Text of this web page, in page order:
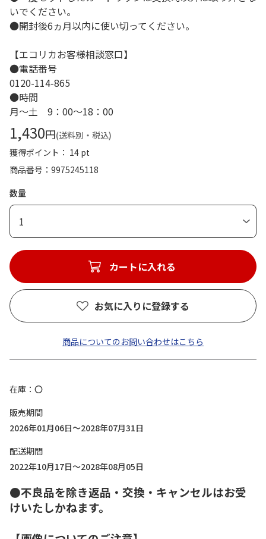
いでください。
●開封後6ヵ月以内に使い切ってください。
【エコリカお客様相談窓口】
●電話番号
0120-114-865
●時間
月～土 9：00～18：00
1,430円(送料別・税込)
獲得ポイント： 14 pt
商品番号
9975245118
数量
1
カートに入れる
お気に入りに登録する
商品についてのお問い合わせはこちら
在庫
〇
販売期間
2026年01月06日～2028年07月31日
配送期間
2022年10月17日～2028年08月05日
●不良品を除き返品・交換・キャンセルはお受
けいたしかねます。